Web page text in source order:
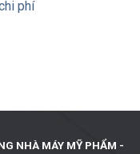
phí
NHÀ MÁY MỸ PHẨM -